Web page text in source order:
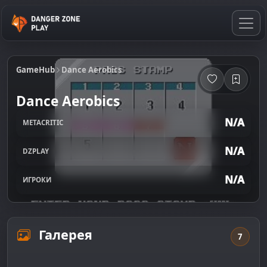
GameHub Dance Aerobics
Dance Aerobics
METACRITIC N/A
DZPLAY N/A
ИГРОКИ N/A
Галерея 7